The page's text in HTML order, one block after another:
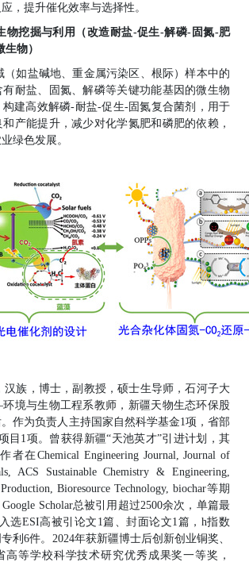
，提升催化效率与选择性。
物挖掘与利用（改造耐盐-促生-解磷-固氮-肥
物）
（如盐碱地、重金属污染区、根际）样本中的
有耐盐、固氮、解磷等关键功能基因的微生物
构建高效解磷-耐盐-促生-固氮复合菌剂，用于
产能提升，减少对化学氮肥和磷肥的依赖，
绿色发展。
族，博士， 副教授，硕士生导师，石河子大
环境与生物工程系教师， 新疆天物生态环保股
。作为负责人主持国家自然科学基金1项，省部
目1项。曾获得新疆“天池英才”引进计划，其
者在Chemical Engineering Journal, Journal of
ACS Sustainable Chemistry & Engineering,
Bioresource Technology, biochar等期
Google Scholar总被引用超过2500余次，单篇最
选ESI高被引论文1篇、封面论文1篇，h指数
专利6件。 2024年获新疆博士后创新创业铜奖
高等学校科学技术研究优秀成果奖一等奖 ，